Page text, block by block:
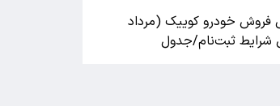
خودرو کوییک (مرداد